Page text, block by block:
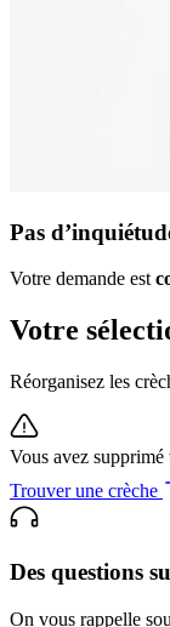
Pas
Votre demande est
Votre
Réorganisez les
Vous avez
Trouver une crèche
Des questions
On vous rappelle